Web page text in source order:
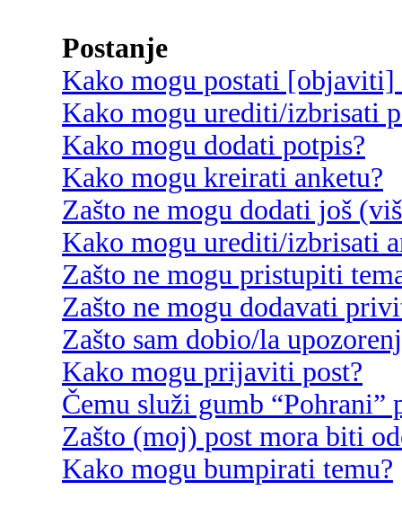
Postanje
Kako mogu postati [objaviti]
Kako mogu urediti/izbrisati
Kako mogu dodati potpis?
Kako mogu kreirati anketu?
Zašto ne mogu dodati još
Kako mogu urediti/izbrisati
Zašto ne mogu pristupiti
Zašto ne mogu dodavati
Zašto sam dobio/la
Kako mogu prijaviti post?
Čemu služi gumb
Zašto (moj) post mora biti
Kako mogu bumpirati temu?